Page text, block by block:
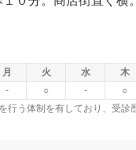
月 火 水
木
- ○ - ○